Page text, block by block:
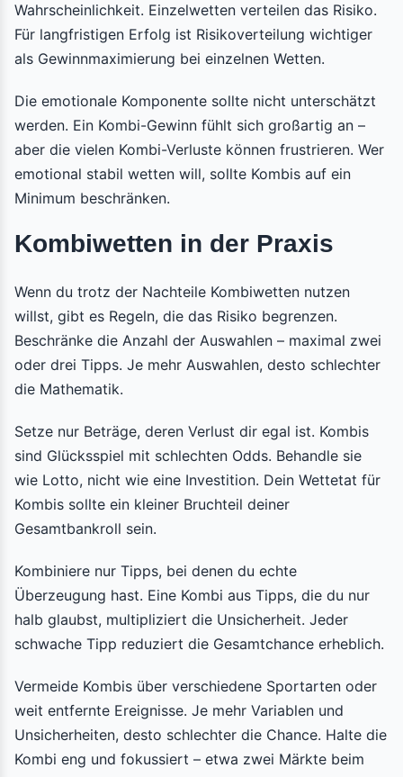
Wahrscheinlichkeit. Einzelwetten verteilen das Risiko.
Für langfristigen Erfolg ist Risikoverteilung wichtiger
als Gewinnmaximierung bei einzelnen Wetten.
Die emotionale Komponente sollte nicht unterschätzt
werden. Ein Kombi-Gewinn fühlt sich großartig an –
aber die vielen Kombi-Verluste können frustrieren. Wer
emotional stabil wetten will, sollte Kombis auf ein
Minimum beschränken.
Kombiwetten in der Praxis
Wenn du trotz der Nachteile Kombiwetten nutzen
willst, gibt es Regeln, die das Risiko begrenzen.
Beschränke die Anzahl der Auswahlen – maximal zwei
oder drei Tipps. Je mehr Auswahlen, desto schlechter
die Mathematik.
Setze nur Beträge, deren Verlust dir egal ist. Kombis
sind Glücksspiel mit schlechten Odds. Behandle sie
wie Lotto, nicht wie eine Investition. Dein Wettetat für
Kombis sollte ein kleiner Bruchteil deiner
Gesamtbankroll sein.
Kombiniere nur Tipps, bei denen du echte
Überzeugung hast. Eine Kombi aus Tipps, die du nur
halb glaubst, multipliziert die Unsicherheit. Jeder
schwache Tipp reduziert die Gesamtchance erheblich.
Vermeide Kombis über verschiedene Sportarten oder
weit entfernte Ereignisse. Je mehr Variablen und
Unsicherheiten, desto schlechter die Chance. Halte die
Kombi eng und fokussiert – etwa zwei Märkte beim